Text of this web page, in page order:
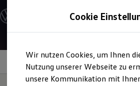
Hauptinhalt
springen
Footer
springen
Modelle & Konfigurator
Nutzfahrzeugkategorien
Modelle konfigurieren
Vorgängermodelle und
Vorgängermodelle
Oldtimer
Leasingangebot
Cookie
Wir nutzen Cookies, um Ihnen
Nutzung unserer Webseite zu
unsere Kommunikation mit